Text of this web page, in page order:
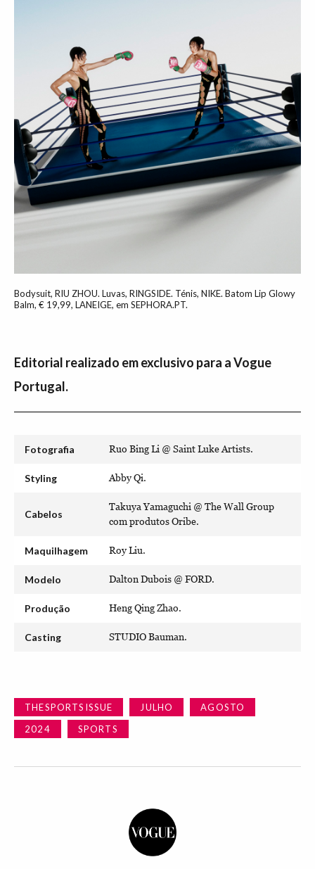
Bodysuit, RIU ZHOU. Luvas, RINGSIDE. Ténis, NIKE. Batom Lip Glowy
Balm, € 19,99, LANEIGE, em SEPHORA.PT.
Editorial realizado em exclusivo para a Vogue
Portugal.
Fotografia Ruo Bing Li @ Saint Luke Artists.
Styling Abby Qi.
Cabelos
Takuya Yamaguchi @ The Wall Group
com produtos Oribe.
Maquilhagem Roy Liu.
Modelo Dalton Dubois @ FORD.
Produção Heng Qing Zhao.
Casting STUDIO Bauman.
THESPORTSISSUE JULHO
AGOSTO
2024
SPORTS